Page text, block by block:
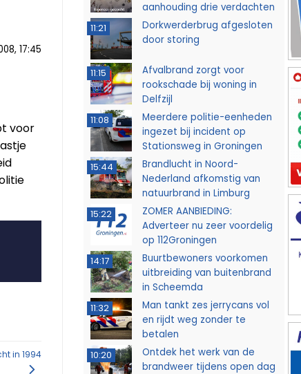
17:45
voor
in 1994
aanhouding drie verdachten
11:21
Dorkwerderbrug afgesloten
door storing
11:15
Afvalbrand zorgt voor
rookschade bij woning in
Delfzijl
11:08
Meerdere politie-eenheden
ingezet bij incident op
Stationsweg in Groningen
15:44
Brandlucht in Noord-
Nederland afkomstig van
natuurbrand in Limburg
15:22
ZOMER AANBIEDING:
Adverteer nu zeer voordelig
op 112Groningen
14:17
Buurtbewoners voorkomen
uitbreiding van buitenbrand
in Scheemda
11:32
Man tankt zes jerrycans vol
en rijdt weg zonder te
betalen
10:20
Ontdek het werk van de
brandweer tijdens open dag